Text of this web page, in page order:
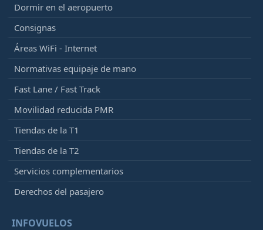
Dormir en el aeropuerto
Consignas
Áreas WiFi - Internet
Normativas equipaje de mano
Fast Lane / Fast Track
Movilidad reducida PMR
Tiendas de la T1
Tiendas de la T2
Servicios complementarios
Derechos del pasajero
INFOVUELOS